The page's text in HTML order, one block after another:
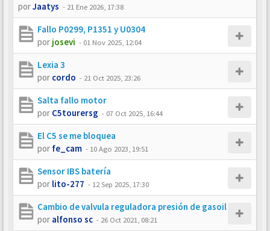
porJaatys - 21 Ene 2026, 17:38
Fallo P0299, P1351 y U0304
por josevi - 01 Nov 2025, 12:04
Lexia 3
por cordo - 21 Oct 2025, 23:26
Salta fallo motor
por C5tourersg - 07 Oct 2025, 16:44
El C5 se me bloquea
por fe_cam - 10 Ago 2023, 19:51
Sensor IBS batería
por lito-277 - 12 Sep 2025, 17:30
Cambio de valvula reguladora presión de gasoil
por alfonso sc - 26 Oct 2021, 08:21